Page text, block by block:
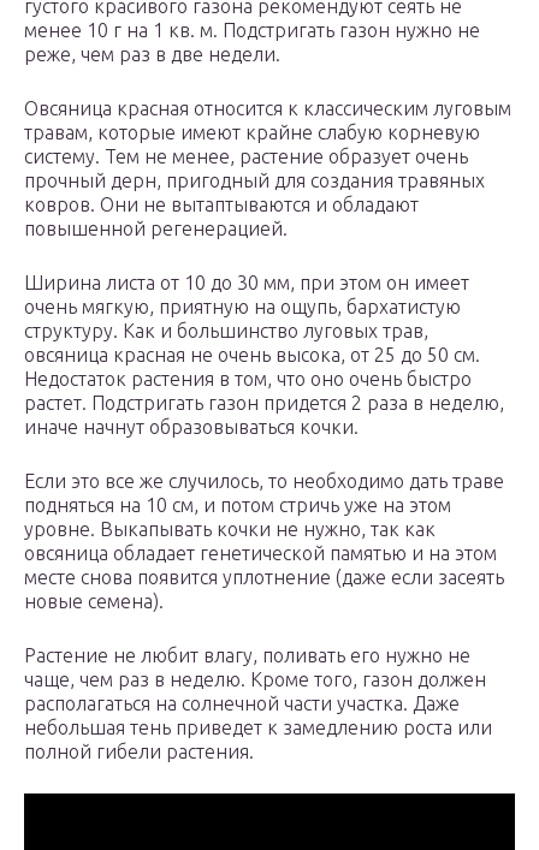
густого красивого газона рекомендуют сеять не
менее 10 г на 1 кв. м. Подстригать газон нужно не
реже, чем раз в две недели.
Овсяница красная относится к классическим луговым
травам, которые имеют крайне слабую корневую
систему. Тем не менее, растение образует очень
прочный дерн, пригодный для создания травяных
ковров. Они не вытаптываются и обладают
повышенной регенерацией.
Ширина листа от 10 до 30 мм, при этом он имеет
очень мягкую, приятную на ощупь, бархатистую
структуру. Как и большинство луговых трав,
овсяница красная не очень высока, от 25 до 50 см.
Недостаток растения в том, что оно очень быстро
растет. Подстригать газон придется 2 раза в неделю,
иначе начнут образовываться кочки.
Если это все же случилось, то необходимо дать траве
подняться на 10 см, и потом стричь уже на этом
уровне. Выкапывать кочки не нужно, так как
овсяница обладает генетической памятью и на этом
месте снова появится уплотнение (даже если засеять
новые семена).
Растение не любит влагу, поливать его нужно не
чаще, чем раз в неделю. Кроме того, газон должен
располагаться на солнечной части участка. Даже
небольшая тень приведет к замедлению роста или
полной гибели растения.